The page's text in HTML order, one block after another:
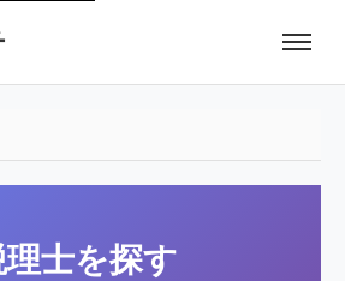
士を探す